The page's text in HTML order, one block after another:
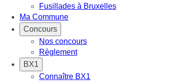
Fusillades à Bruxelles
Ma Commune
Concours
Nos concours
Règlement
BX1
Connaître BX1